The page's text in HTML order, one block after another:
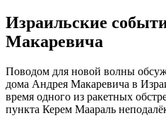
Израильские
Макаревича
Поводом для новой волны
дома Андрея Макаревича в
время одного из ракетных
пункта Керем Маараль